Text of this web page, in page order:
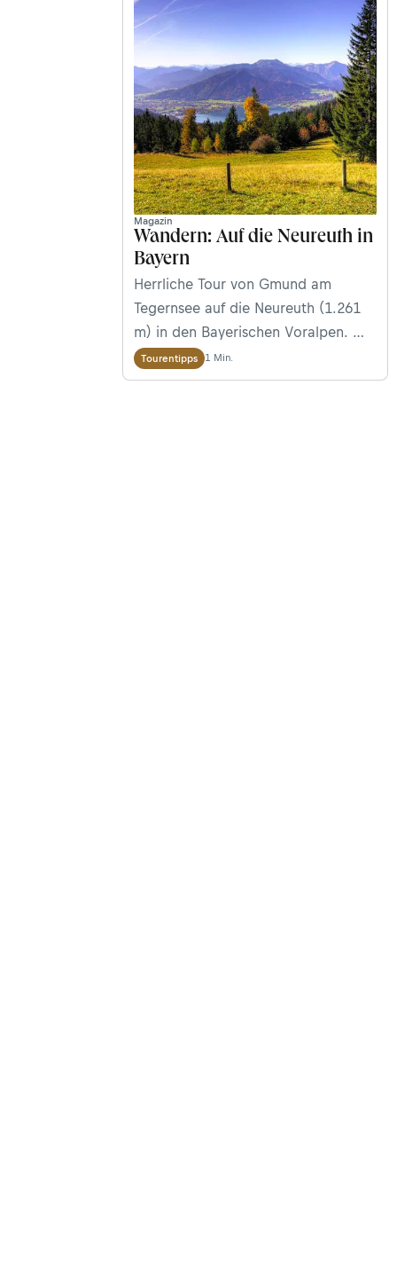
Magazin
Wandern: Auf die Neureuth in
Bayern
Herrliche Tour von Gmund am
Tegernsee auf die Neureuth (1.261
m) in den Bayerischen Voralpen. Wir
stellen euch die Wanderung im
Detail vor.
Tourentipps 1 Min.